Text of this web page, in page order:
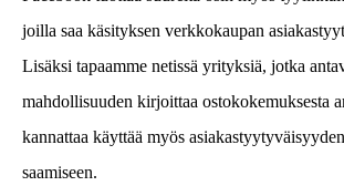
joilla saa käsityksen verkkokaupan
Lisäksi tapaamme netissä yrityksiä, jotka
mahdollisuuden kirjoittaa ostokokemuksesta
kannattaa käyttää myös
saamiseen.